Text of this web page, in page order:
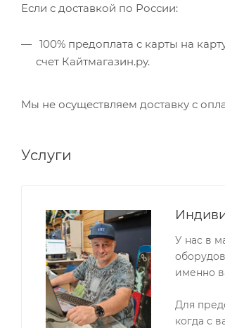
Если с доставкой по России:
100% предоплата с карты на
счет Кайтмагазин.ру.
Мы не осуществляем доставку с
Услуги
У нас в
именно
Для
когда с